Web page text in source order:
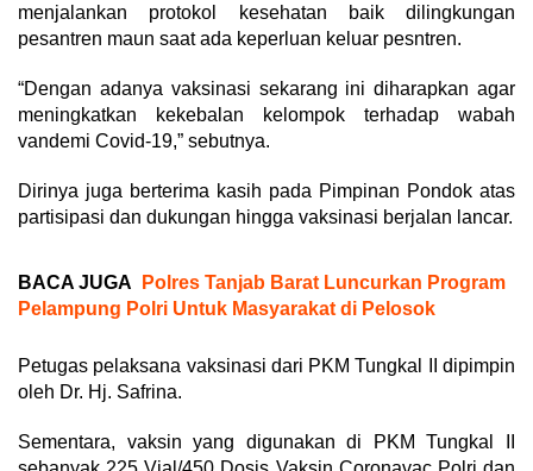
menjalankan protokol kesehatan baik dilingkungan
pesantren maun saat ada keperluan keluar pesntren.
“Dengan adanya vaksinasi sekarang ini diharapkan agar
meningkatkan kekebalan kelompok terhadap wabah
vandemi Covid-19,” sebutnya.
Dirinya juga berterima kasih pada Pimpinan Pondok atas
partisipasi dan dukungan hingga vaksinasi berjalan lancar.
BACA JUGA
Polres Tanjab Barat Luncurkan Program
Pelampung Polri Untuk Masyarakat di Pelosok
Petugas pelaksana vaksinasi dari PKM Tungkal II dipimpin
oleh Dr. Hj. Safrina.
Sementara, vaksin yang digunakan di PKM Tungkal II